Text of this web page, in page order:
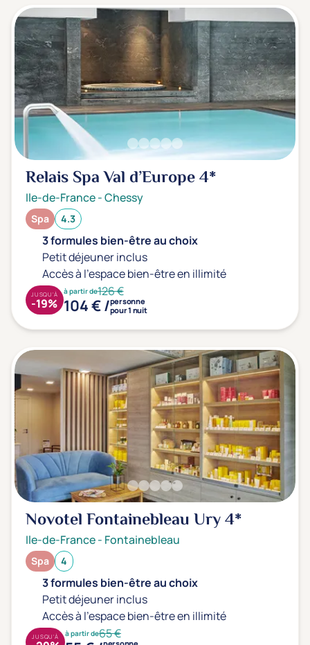
Transports & hébergement
Soins sans hébergement
(0)
Offre séjour + vol inclus
(0)
Relais Spa Val d’Europe4*
Ile-de-France-Chessy
Spa 4.3
3 formules bien-être au choix
Petit déjeuner inclus
Accès à l'espace bien-être en illimité
à partir de126 €
104 € /personne
pour 1 nuit
JUSQU'À
-19%
Novotel Fontainebleau Ury4*
Ile-de-France- Fontainebleau
Spa 4
3 formules bien-être au choix
Petit déjeuner inclus
Accès à l'espace bien-être en illimité
à partir de65 €
JUSQU'À